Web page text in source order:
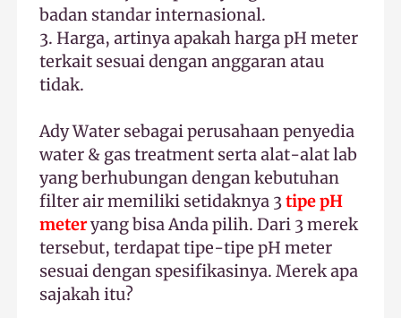
badan standar internasional.
3. Harga, artinya apakah harga pH meter
terkait sesuai dengan anggaran atau
tidak.
Ady Water sebagai perusahaan penyedia
water & gas treatment serta alat-alat lab
yang berhubungan dengan kebutuhan
filter air memiliki setidaknya 3tipe pH
meteryang bisa Anda pilih. Dari 3 merek
tersebut, terdapat tipe-tipe pH meter
sesuai dengan spesifikasinya. Merek apa
sajakah itu?